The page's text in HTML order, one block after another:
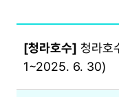
[청라호수] 청라호
1~2025. 6. 30)